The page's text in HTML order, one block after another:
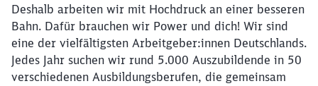
Deshalb arbeiten wir mit Hochdruck an einer besseren
Bahn. Dafür brauchen wir Power und dich! Wir sind
eine der vielfältigsten Arbeitgeber:innen Deutschlands.
Jedes Jahr suchen wir rund 5.000 Auszubildende in 50
verschiedenen Ausbildungsberufen, die gemeinsam